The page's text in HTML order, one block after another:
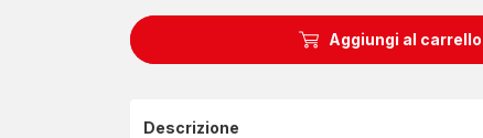
Aggiungi al carrello
Descrizione